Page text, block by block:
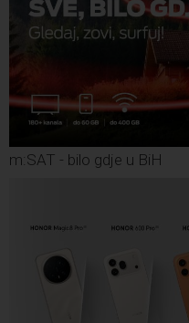
m:SAT - bilo gdje u BiH